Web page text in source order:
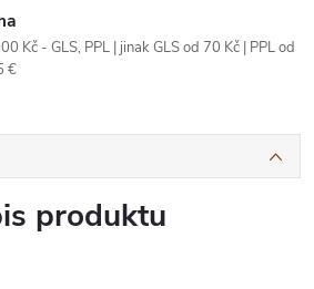
Kč - GLS, PPL | jinak GLS od 70 Kč | PPL od
€
produktu